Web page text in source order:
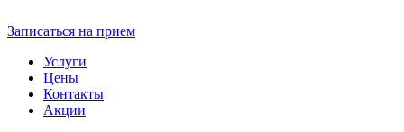
Записаться на прием
Услуги
Цены
Контакты
Акции